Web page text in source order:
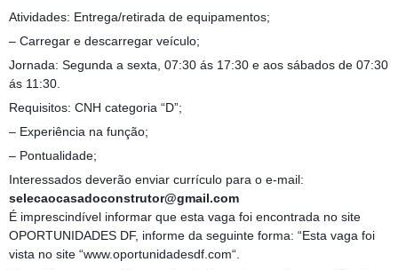
Atividades: Entrega/retirada de equipamentos;
– Carregar e descarregar veículo;
Jornada: Segunda a sexta, 07:30 ás 17:30 e aos sábados de 07:30
ás 11:30.
Requisitos: CNH categoria “D”;
– Experiência na função;
– Pontualidade;
Interessados deverão enviar currículo para o e-mail:
selecaocasadoconstrutor@gmail.com
É imprescindível informar que esta vaga foi encontrada no site
OPORTUNIDADES DF, informe da seguinte forma: “Esta vaga foi
vista no site “www.oportunidadesdf.com“.